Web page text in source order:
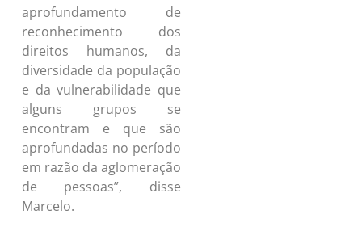
aprofundamento de
reconhecimento dos
direitos humanos, da
diversidade da população
e da vulnerabilidade que
alguns grupos se
encontram e que são
aprofundadas no período
em razão da aglomeração
de pessoas”, disse
Marcelo.